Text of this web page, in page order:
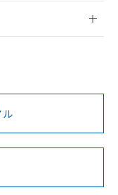
、以下を必ずお読
おりま